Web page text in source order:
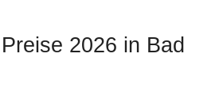
2026 in Bad